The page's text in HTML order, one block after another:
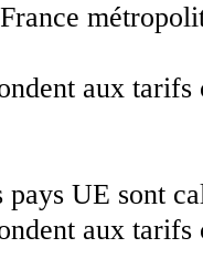
aux
UE sont
aux